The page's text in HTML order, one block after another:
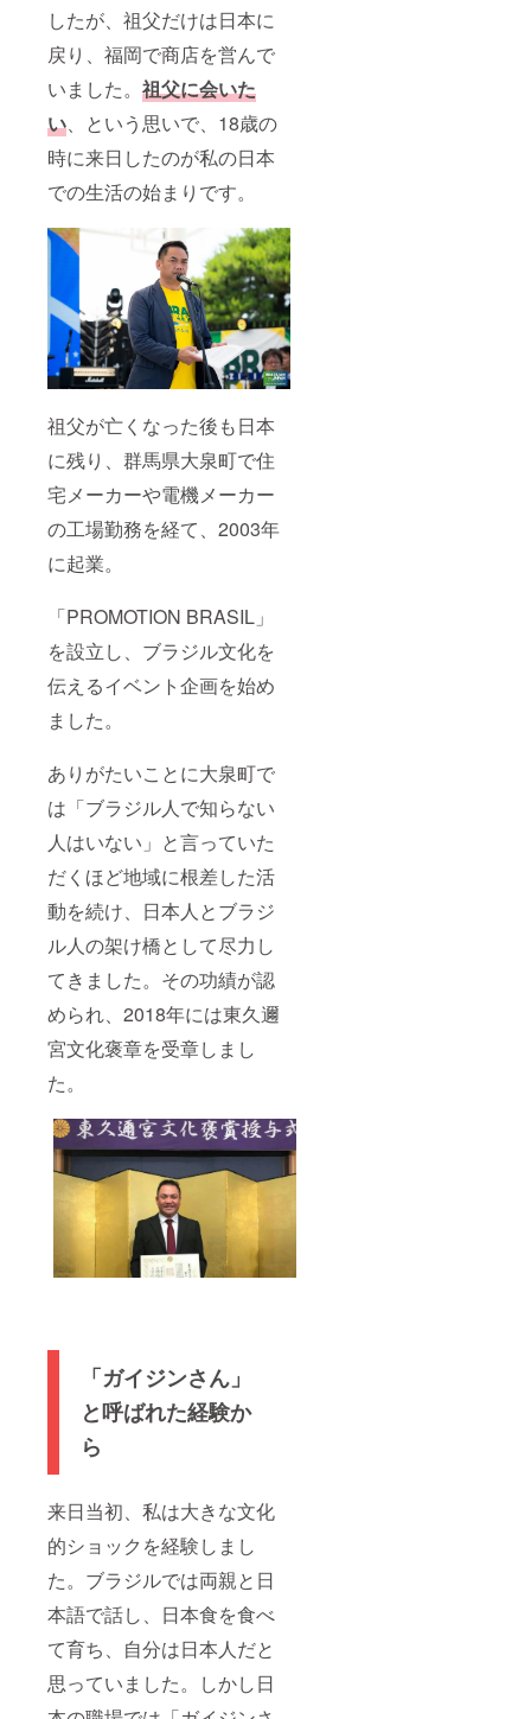
したが、祖父だけは日本に
戻り、福岡で商店を営んで
いました。 祖父に会いた
い、という思いで、18歳の
時に来日したのが私の日本
での生活の始まりです。
祖父が亡くなった後も日本
に残り、群馬県大泉町で住
宅メーカーや電機メーカー
の工場勤務を経て、2003年
に起業。
「PROMOTION BRASIL」
を設立し、ブラジル文化を
伝えるイベント企画を始め
ました。
ありがたいことに大泉町で
は「ブラジル人で知らない
人はいない」と言っていた
だくほど地域に根差した活
動を続け、日本人とブラジ
ル人の架け橋として尽力し
てきました。その功績が認
められ、2018年には東久邇
宮文化褒章を受章しまし
た。
「ガイジンさん」
と呼ばれた経験か
ら
来日当初、私は大きな文化
的ショックを経験しまし
た。ブラジルでは両親と日
本語で話し、日本食を食べ
て育ち、自分は日本人だと
思っていました。しかし日